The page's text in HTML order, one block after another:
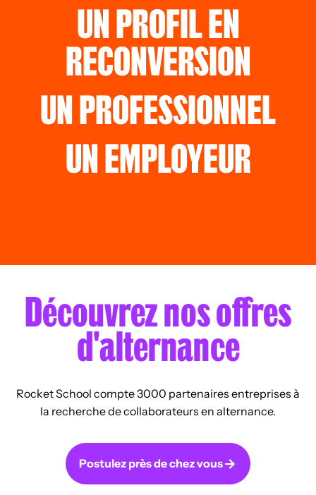
UN PROFIL EN
RECONVERSION
UN PROFESSIONNEL
UN EMPLOYEUR
Découvrez nos offres
d'alternance
Rocket School compte 3000 partenaires entreprises à
la recherche de collaborateurs en alternance.
Postulez près de chez vous